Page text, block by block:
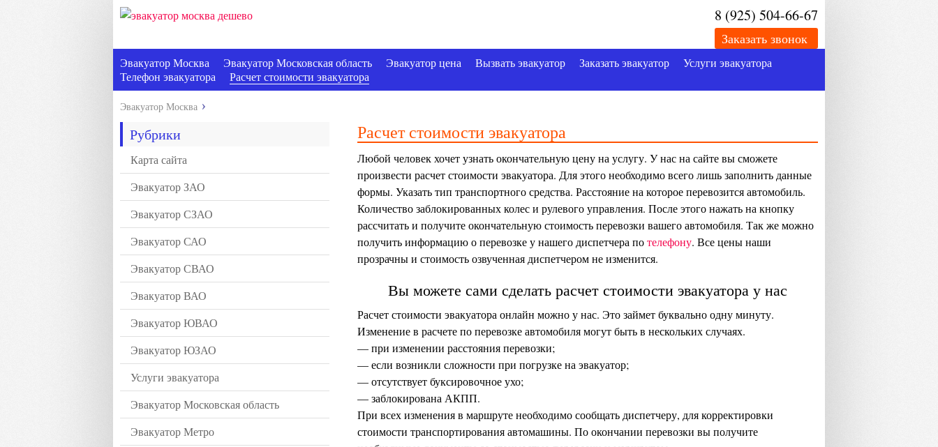
8 (925) 504-66-67
Заказать звонок
Эвакуатор Москва Эвакуатор Московская область Эвакуатор цена Вызвать эвакуатор Заказать эвакуатор
Услуги эвакуатора
Телефон эвакуатора
Расчет стоимости эвакуатора
Эвакуатор Москва
Расчет стоимости эвакуатора
Любой человек хочет узнать окончательную цену на услугу. У нас на сайте вы сможете
произвести расчет стоимости эвакуатора. Для этого необходимо всего лишь заполнить данные
формы. Указать тип транспортного средства. Расстояние на которое перевозится автомобиль.
Количество заблокированных колес и рулевого управления. После этого нажать на кнопку
рассчитать и получите окончательную стоимость перевозки вашего автомобиля. Так же можно
получить информацию о перевозке у нашего диспетчера потелефону. Все цены наши
прозрачны и стоимость озвученная диспетчером не изменится.
Вы можете сами сделать расчет стоимости эвакуатора у нас
Расчет стоимости эвакуатора онлайн можно у нас. Это займет буквально одну минуту.
Изменение в расчете по перевозке автомобиля могут быть в нескольких случаях.
— при изменении расстояния перевозки;
— если возникли сложности при погрузке на эвакуатор;
— отсутствует буксировочное ухо;
— заблокирована АКПП.
При всех изменения в маршруте необходимо сообщать диспетчеру, для корректировки
стоимости транспортирования автомашины. По окончании перевозки вы получите
Рубрики
Карта сайта
Эвакуатор ЗАО
Эвакуатор СЗАО
Эвакуатор САО
Эвакуатор СВАО
Эвакуатор ВАО
Эвакуатор ЮВАО
Эвакуатор ЮЗАО
Услуги эвакуатора
Эвакуатор Московская область
Эвакуатор Метро